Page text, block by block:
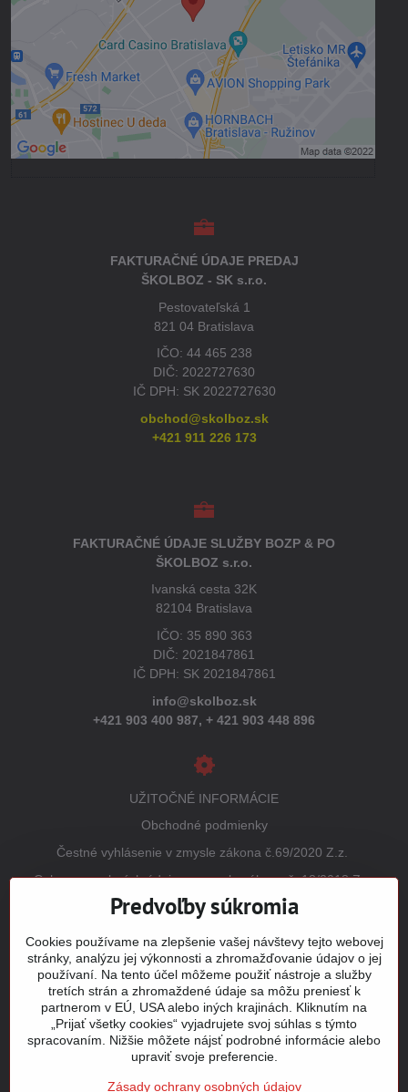
Povoliť tentokrát
Povoliť a zapamätať - súhlas s druhom
cookie: Funkčné
Otvoriť obsah v novom okne
FAKTURAČNÉ ÚDAJE PREDAJ
ŠKOLBOZ - SK s.r.o.
Pestovateľská 1
821 04 Bratislava
IČO: 44 465 238
DIČ: 2022727630
IČ DPH: SK 2022727630
obchod@skolboz.sk
+421 911 226 173
FAKTURAČNÉ ÚDAJE SLUŽBY BOZP & PO
ŠKOLBOZ s.r.o.
Ivanská cesta 32K
82104 Bratislava
IČO: 35 890 363
DIČ: 2021847861
IČ DPH: SK 2021847861
info@skolboz.sk
+421 903 400 987, + 421 903 448 896
UŽITOČNÉ INFORMÁCIE
Obchodné podmienky
Čestné vyhlásenie v zmysle zákona č.69/2020 Z.z.
Ochrana osobných údajov v zmysle zákona č. 18/2018 Z.z.
(GDPR)
Vrátenie tovaru
Tabuľky veľkostí
Šitie a potlač odevov
Mapa stránky
Predvoľby súkromia
Cookies používame na zlepšenie vašej návštevy tejto webovej
stránky, analýzu jej výkonnosti a zhromažďovanie údajov o jej
používaní. Na tento účel môžeme použiť nástroje a služby
tretích strán a zhromaždené údaje sa môžu preniesť k
partnerom v EÚ, USA alebo iných krajinách. Kliknutím na
„Prijať všetky cookies“ vyjadrujete svoj súhlas s týmto
spracovaním. Nižšie môžete nájsť podrobné informácie alebo
upraviť svoje preferencie.
Zásady ochrany osobných údajov